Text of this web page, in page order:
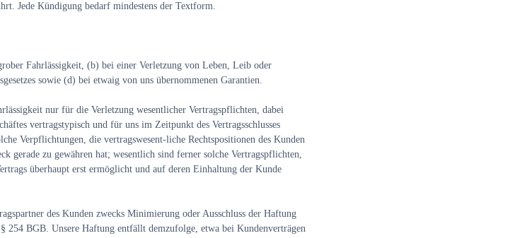
Jede Kündigung bedarf mindestens der Textform.
Fahrlässigkeit, (b) bei einer Verletzung von Leben, Leib oder
sowie (d) bei etwaig von uns übernommenen Garantien.
nur für die Verletzung wesentlicher Vertragspflichten, dabei
vertragstypisch und für uns im Zeitpunkt des Vertragsschlusses
Verpflichtungen, die vertragswesent-liche Rechtspositionen des Kunden
gerade zu gewähren hat; wesentlich sind ferner solche Vertragspflichten,
überhaupt erst ermöglicht und auf deren Einhaltung der Kunde
des Kunden zwecks Minimierung oder Ausschluss der Haftung
254 BGB. Unsere Haftung entfällt demzufolge, etwa bei Kundenverträgen